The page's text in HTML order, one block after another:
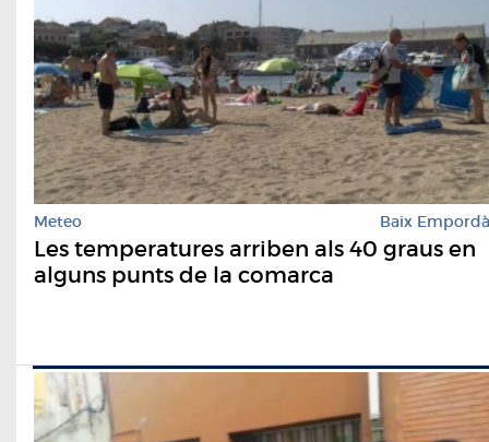
Meteo Baix Empordà
Les temperatures arriben als 40 graus en
alguns punts de la comarca